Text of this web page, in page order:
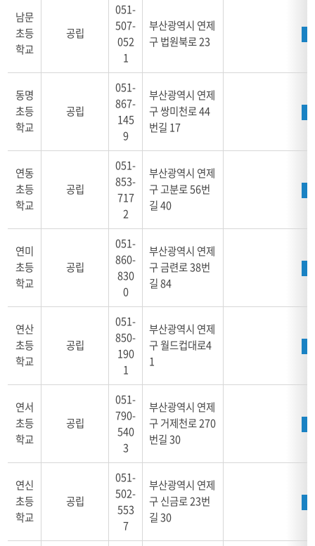
전
화,
소,
위
치,
학
알
미,
홈
이
구
성
남문
초등
학교
공립
051-
507-
052
1
부산광역시 연제
구 법원북로 23
동명
초등
학교
공립
051-
867-
145
9
부산광역시 연제
구 쌍미천로 44
번길 17
연동
초등
학교
공립
051-
853-
717
2
부산광역시 연제
구 고분로 56번
길 40
연미
초등
학교
공립
051-
860-
830
0
부산광역시 연제
구 금련로 38번
길 84
연산
초등
학교
공립
051-
850-
190
1
부산광역시 연제
구 월드컵대로4
1
연서
초등
학교
공립
051-
790-
540
3
부산광역시 연제
구 거제천로 270
번길 30
연신
초등
학교
공립
051-
502-
553
7
부산광역시 연제
구 신금로 23번
길 30